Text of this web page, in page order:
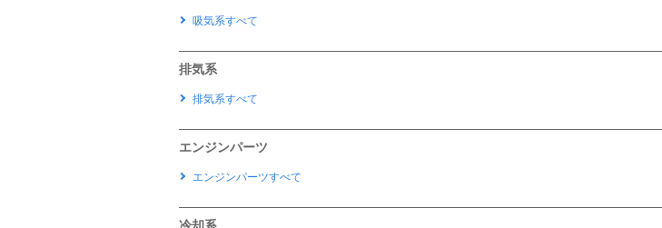
吸気系すべて
排気系
排気系すべて
エンジンパーツ
エンジンパーツすべて